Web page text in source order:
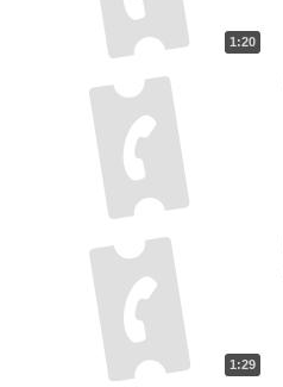
1:20
1:29